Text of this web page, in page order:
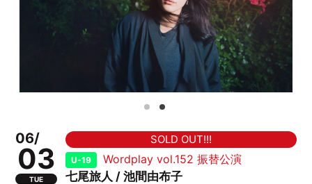
06/
03
TUE
SOLD OUT!!!
U-19
Wordplay vol.152 振替公演
七尾旅人 / 池間由布子